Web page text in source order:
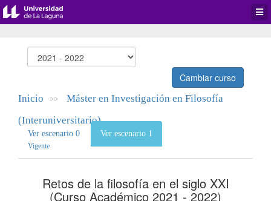
Cambiar curso
Inicio >>
Máster en Investigación en Filosofía
(Interuniversitario)
Ver escenario 0
Vigente
Ver escenario 1
Retos de la filosofía en el siglo XXI
(Curso Académico 2021 - 2022)